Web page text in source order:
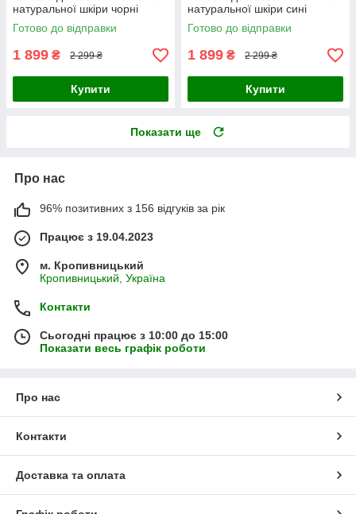
натуральної шкіри чорні
Готово до відправки
1 899 ₴ 2 299 ₴
Купити
натуральної шкіри сині
Готово до відправки
1 899 ₴ 2 299 ₴
Купити
Показати ще
Про нас
96% позитивних з 156 відгуків за рік
Працює з 19.04.2023
м. Кропивницький
Кропивницький, Україна
Контакти
Сьогодні працює з 10:00 до 15:00
Показати весь графік роботи
Про нас
Контакти
Доставка та оплата